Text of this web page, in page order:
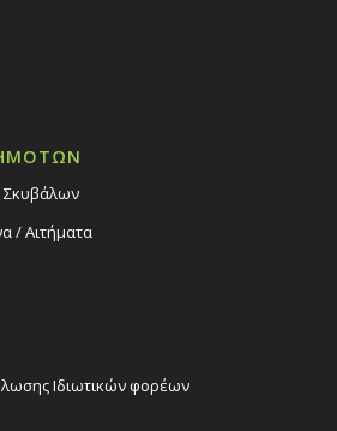
Σκυβάλων
/ Αιτήματα
Ιδιωτικών φορέων